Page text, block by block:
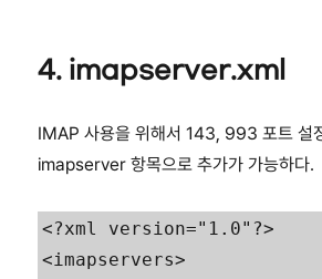
4. imapserver.xml
IMAP 사용을 위해서 143, 993 포트 설
imapserver 항목으로 추가가 가능하다.
<?xml version="1.0"?>
<imapservers>